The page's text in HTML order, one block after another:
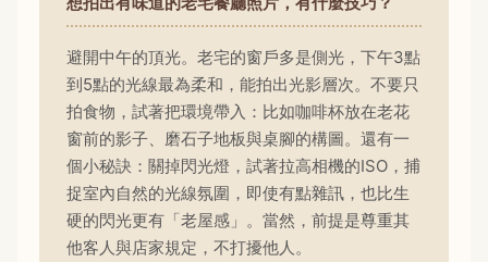
避開中午的頂光。老宅的窗戶多是側光，下午3點
到5點的光線最為柔和，能拍出光影層次。不要只
拍食物，試著把環境帶入：比如咖啡杯放在老花
窗前的影子、磨石子地板與桌腳的構圖。還有一
個小秘訣：關掉閃光燈，試著拉高相機的ISO，捕
捉室內自然的光線氛圍，即使有點雜訊，也比生
硬的閃光更有「老屋感」。當然，前提是尊重其
他客人與店家規定，不打擾他人。